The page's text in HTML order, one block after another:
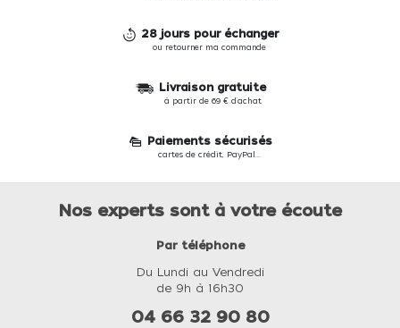
28 jours pour échanger
ou retourner ma commande
Livraison gratuite
à partir de 69 € d'achat
Paiements sécurisés
cartes de crédit, PayPal...
Nos experts sont à votre écoute
Par téléphone
Du Lundi au Vendredi
de 9h à 16h30
04 66 32 90 80